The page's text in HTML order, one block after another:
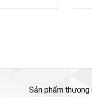
Sản phẩm thương